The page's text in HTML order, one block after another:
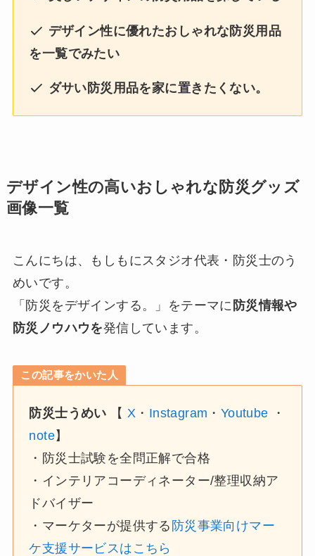
デザイン性に優れたおしゃれな防災用品
を一覧でみたい
ダサい防災用品を家に置きたくない。
デザイン性の高いおしゃれな防災グッズ
画像一覧
こんにちは、もしもにスタジオ代表・防災士のう
めいです。
「防災をデザインする。」をテーマに 防災情報や
防災ノウハウを発信しています。
この記事をかいた人
防災士うめい 【 X ・ Instagram ・ Youtube ・
note】
・防災士試験を全問正解で合格
・インテリアコーディネーター/整理収納ア
ドバイザー
・マーケターが提供する 防災事業向けマー
ケ支援サービスはこちら